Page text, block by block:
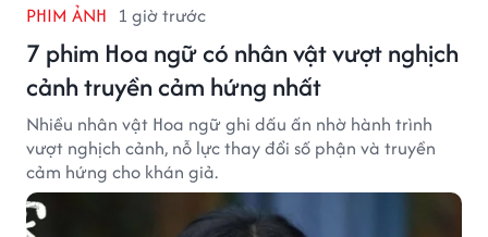
PHIM ẢNH 1 giờ trước
7 phim Hoa ngữ có nhân vật vượt nghịch
cảnh truyền cảm hứng nhất
Nhiều nhân vật Hoa ngữ ghi dấu ấn nhờ hành trình
vượt nghịch cảnh, nỗ lực thay đổi số phận và truyền
cảm hứng cho khán giả.